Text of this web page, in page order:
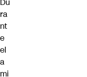
ra
nt
e
el
a
mi